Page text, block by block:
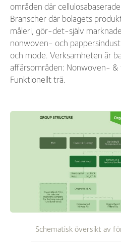
områden där
Branscher där bolagets
måleri, gör-det-själv
nonwoven- och
och mode. Verksamheten är
affärsområden: Nonwoven-
Funktionellt trä.
Schematisk översikt av